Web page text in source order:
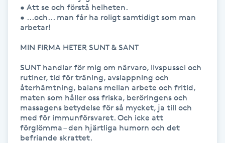
Keratinbehandling
Kinesisk medicin
Kiropraktik
Klangmassage
• Att se och förstå helheten.
• ...och... man får ha roligt samtidigt som man
arbetar!
MIN FIRMA HETER SUNT & SANT
SUNT handlar för mig om närvaro, livspussel och
rutiner, tid för träning, avslappning och
återhämtning, balans mellan arbete och fritid,
maten som håller oss friska, beröringens och
massagens betydelse för så mycket, ja till och
med för immunförsvaret. Och icke att
förglömma – den hjärtliga humorn och det
befriande skrattet.